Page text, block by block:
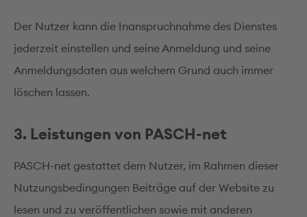
Der Nutzer kann die Inanspruchnahme des Dienstes
jederzeit einstellen und seine Anmeldung und seine
Anmeldungsdaten aus welchem Grund auch immer
löschen lassen.
3. Leistungen von PASCH-net
PASCH-net gestattet dem Nutzer, im Rahmen dieser
Nutzungsbedingungen Beiträge auf der Website zu
lesen und zu veröffentlichen sowie mit anderen